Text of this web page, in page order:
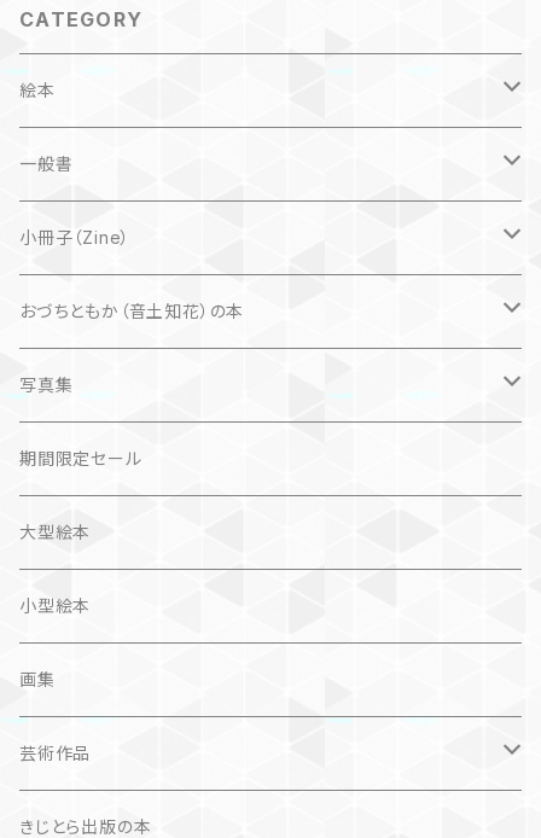
CATEGORY
絵本
子ども
自然科学絵本
楽しいお話
大人にも
一般書
海外翻訳
文芸、小説
問題提起
国内
文芸、小説
詩歌
文学（論）
小冊子（Zine）
猫
おづちともか（音土知花）の本
ZINE
仏語対訳絵本
写真集
写真集
作品＋エッセイ
カレンダー
画集
カレンダー
期間限定セール
大型絵本
小型絵本
画集
芸術作品
画集
きじとら出版の本